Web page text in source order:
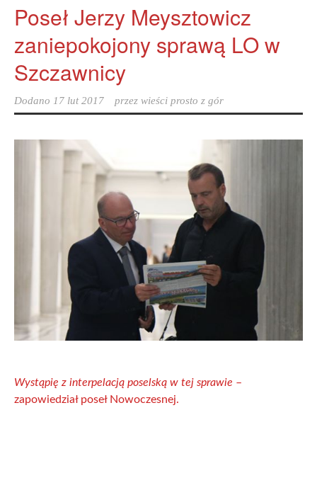
Poseł Jerzy Meysztowicz
zaniepokojony sprawą LO w
Szczawnicy
Dodano 17 lut 2017 przez wieści prosto z gór
Wystąpię z interpelacją poselską w tej sprawie –
zapowiedział poseł Nowoczesnej.